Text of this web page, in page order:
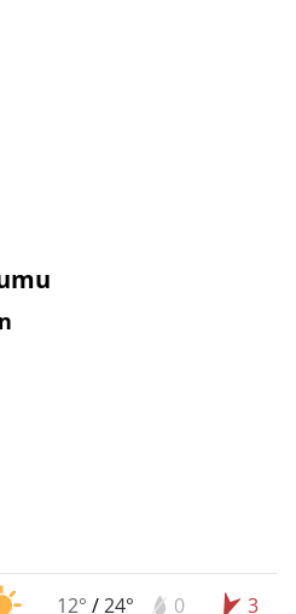
12° /24° 0 3